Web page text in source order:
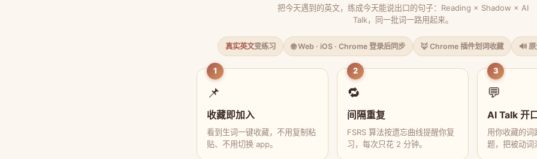
把今天遇到的英文，练成今天能说出口的句子：Reading × Shadow × AI
Talk，同一批词一路用起来。
真实英文变练习 🌐 Web · iOS · Chrome 登录后同步 🦊 Chrome 插件划词收藏 🔊
1
📌
收藏即加入
看到生词一键收藏，不用复制粘
贴、不用切换 app。
2
🔁
间隔重复
FSRS 算法按遗忘曲线提醒你复
习，每次只花 2 分钟。
3
💬
AI Talk 开
用你收藏的词
题，把被动词